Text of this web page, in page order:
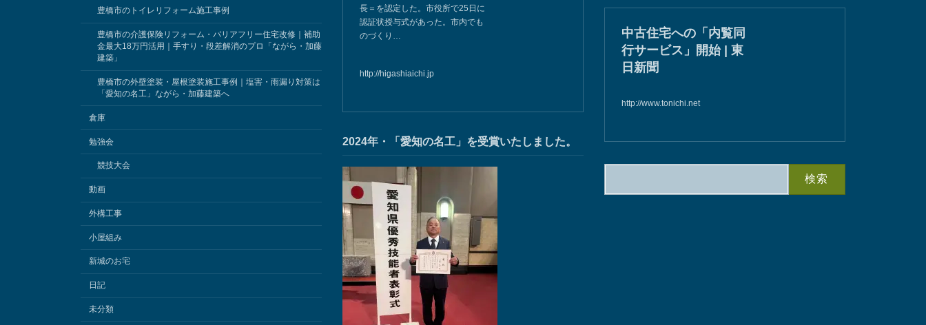
豊橋市のトイレリフォーム施工事例
豊橋市の介護保険リフォーム・バリアフリー住宅改修｜補助
金最大18万円活用｜手すり・段差解消のプロ「ながら・加藤
建築」
豊橋市の外壁塗装・屋根塗装施工事例｜塩害・雨漏り対策は
「愛知の名工」ながら・加藤建築へ
倉庫
勉強会
競技大会
動画
外構工事
小屋組み
新城のお宅
日記
未分類
長＝を認定した。市役所で25日に
認証状授与式があった。市内でも
のづくり…
http://higashiaichi.jp
2024年・「愛知の名工」を受賞いたしました。
中古住宅への「内覧同
行サービス」開始 | 東
日新聞
http://www.tonichi.net
検